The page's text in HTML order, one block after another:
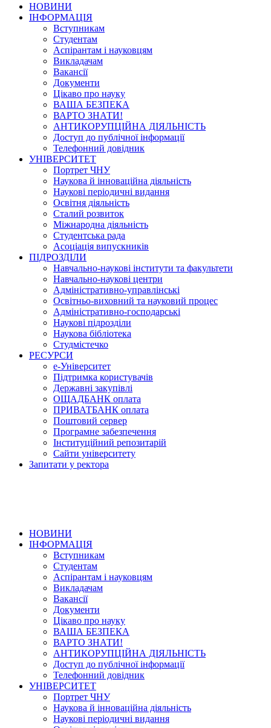
НОВИНИ
ІНФОРМАЦІЯ
Вступникам
Студентам
Аспірантам і науковцям
Викладачам
Вакансії
Документи
Цікаво про науку
ВАША БЕЗПЕКА
ВАРТО ЗНАТИ!
АНТИКОРУПЦІЙНА ДІЯЛЬНІСТЬ
Доступ до публічної інформації
Телефонний довідник
УНІВЕРСИТЕТ
Портрет ЧНУ
Наукова й інноваційна діяльність
Наукові періодичні видання
Освітня діяльність
Сталий розвиток
Міжнародна діяльність
Студентська рада
Асоціація випускників
ПІДРОЗДІЛИ
Навчально-наукові інститути та факультети
Навчально-наукові центри
Адміністративно-управлінські
Освітньо-виховний та науковий процес
Адміністративно-господарські
Наукові підрозділи
Наукова бібліотека
Студмістечко
РЕСУРСИ
е-Університет
Підтримка користувачів
Державні закупівлі
ОЩАДБАНК оплата
ПРИВАТБАНК оплата
Поштовий сервер
Програмне забезпечення
Інституційний репозитарій
Сайти університету
Запитати у ректора
НОВИНИ
ІНФОРМАЦІЯ
Вступникам
Студентам
Аспірантам і науковцям
Викладачам
Вакансії
Документи
Цікаво про науку
ВАША БЕЗПЕКА
ВАРТО ЗНАТИ!
АНТИКОРУПЦІЙНА ДІЯЛЬНІСТЬ
Доступ до публічної інформації
Телефонний довідник
УНІВЕРСИТЕТ
Портрет ЧНУ
Наукова й інноваційна діяльність
Наукові періодичні видання